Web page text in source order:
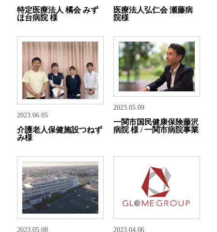
特定医療法人 橘会 みず
ほ台病院 様
医療法人弘仁会 瀬藤病
院様
2023.06.05
介護老人保健施設つねず
み様
2023.05.09
一関市国民健康保険藤沢
病院 様 / 一関市病院事業
2023.05.08 2023.04.06